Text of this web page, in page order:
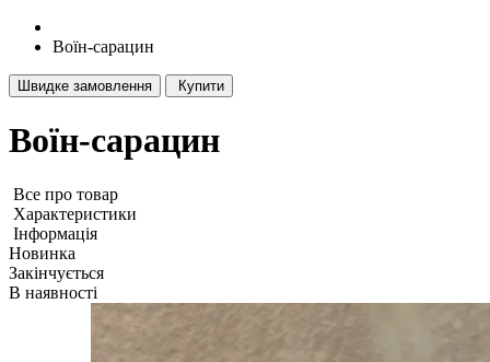
Воїн-сарацин
Швидке замовлення Купити
Воїн-сарацин
Все про товар
Характеристики
Iнформація
Новинка
Закінчується
В наявності